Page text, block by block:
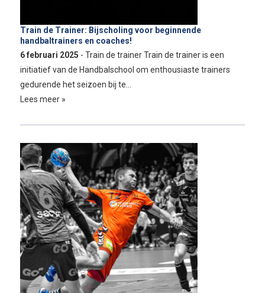
Train de Trainer: Bijscholing voor beginnende
handbaltrainers en coaches!
6 februari 2025 - Train de trainer Train de trainer is een
initiatief van de Handbalschool om enthousiaste trainers
gedurende het seizoen bij te…
Lees meer »